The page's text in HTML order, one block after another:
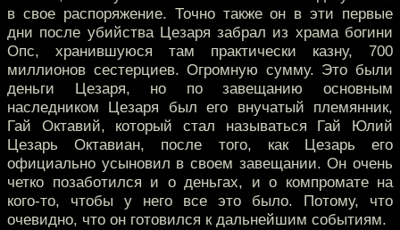
в свое распоряжение. Точно также он в эти первые
дни после убийства Цезаря забрал из храма богини
Опс, хранившуюся там практически казну, 700
миллионов сестерциев. Огромную сумму. Это были
деньги Цезаря, но по завещанию основным
наследником Цезаря был его внучатый племянник,
Гай Октавий, который стал называться Гай Юлий
Цезарь Октавиан, после того, как Цезарь его
официально усыновил в своем завещании. Он очень
четко позаботился и о деньгах, и о компромате на
кого-то, чтобы у него все это было. Потому, что
очевидно, что он готовился к дальнейшим событиям.